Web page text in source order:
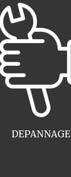
DEPANNAGE